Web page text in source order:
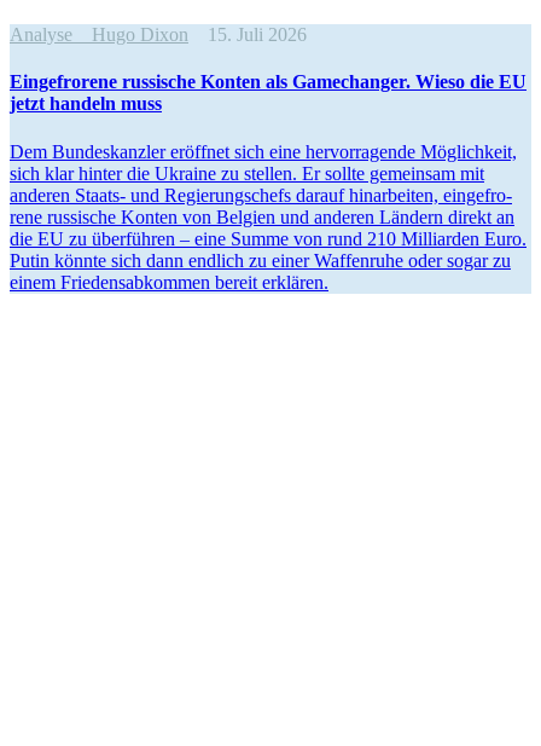
Analyse Hugo Dixon 15. Juli 2026
Ein­ge­fro­rene rus­si­sche Konten als Game­ch­an­ger. Wieso die EU
jetzt handeln muss
Dem Bun­des­kanz­ler eröff­net sich eine her­vor­ra­gende Mög­lich­keit,
sich klar hinter die Ukraine zu stellen. Er sollte gemein­sam mit
anderen Staats- und Regie­rungs­chefs darauf hin­ar­bei­ten, ein­ge­fro­
rene rus­si­sche Konten von Belgien und anderen Ländern direkt an
die EU zu über­füh­ren – eine Summe von rund 210 Mil­li­ar­den Euro.
Putin könnte sich dann endlich zu einer Waf­fen­ruhe oder sogar zu
einem Frie­dens­ab­kom­men bereit erklären.